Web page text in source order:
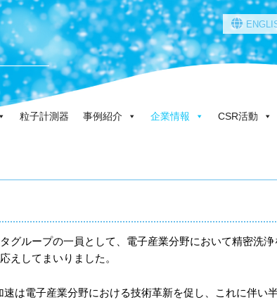
粒子計測器 事例紹介 企業情報 CSR活動
グループの一員として、電子産業分野において精密洗
えしてまいりました。
は電子産業分野における技術革新を促し、これに伴い半